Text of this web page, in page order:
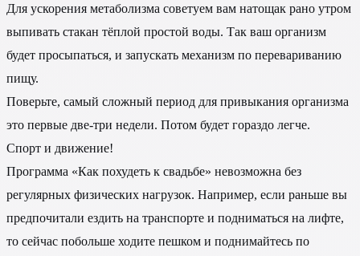
Для ускорения метаболизма советуем вам натощак рано утром
выпивать стакан тёплой простой воды. Так ваш организм
будет просыпаться, и запускать механизм по перевариванию
пищу.
Поверьте, самый сложный период для привыкания организма
это первые две-три недели. Потом будет гораздо легче.
Спорт и движение!
Программа «Как похудеть к свадьбе» невозможна без
регулярных физических нагрузок. Например, если раньше вы
предпочитали ездить на транспорте и подниматься на лифте,
то сейчас побольше ходите пешком и поднимайтесь по